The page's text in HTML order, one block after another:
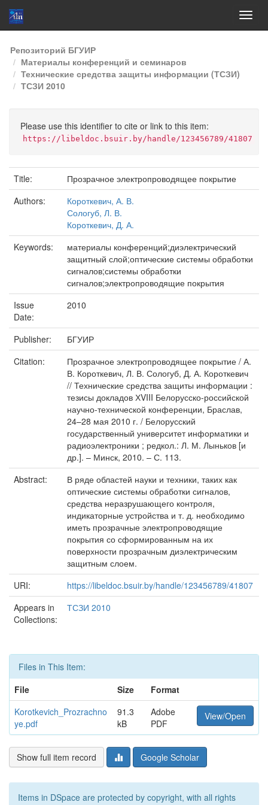
Skip
navigation
Репозиторий БГУИР
Материалы конференций и семинаров
Технические средства защиты информации (ТСЗИ)
ТСЗИ 2010
Please use this identifier to cite or link to this item:
https://libeldoc.bsuir.by/handle/123456789/41807
Title:
Прозрачное электропроводящее покрытие
Authors:
Короткевич, А. В.
Сологуб, Л. В.
Короткевич, Д. А.
Keywords:
материалы конференций;диэлектрический
защитный слой;оптические системы обработки
сигналов;системы обработки
сигналов;электропроводящие покрытия
Issue
Date:
2010
Publisher:
БГУИР
Citation:
Прозрачное электропроводящее покрытие / А.
В. Короткевич, Л. В. Сологуб, Д. А. Короткевич
// Технические средства защиты информации :
тезисы докладов ХVIII Белорусско-российской
научно-технической конференции, Браслав,
24–28 мая 2010 г. / Белорусский
государственный университет информатики и
радиоэлектроники ; редкол.: Л. М. Лыньков [и
др.]. – Минск, 2010. – С. 113.
Abstract:
В ряде областей науки и техники, таких как
оптические системы обработки сигналов,
средства неразрушающего контроля,
индикаторные устройства и т. д. необходимо
иметь прозрачные электропроводящие
покрытия со сформированным на их
поверхности прозрачным диэлектрическим
защитным слоем.
URI:
https://libeldoc.bsuir.by/handle/123456789/41807
Appears in
Collections:
ТСЗИ 2010
Files in This Item:
File
Size
Format
Korotkevich_Prozrachno
ye.pdf
91.3
kB
Adobe
PDF
View/Open
Show full item record Google Scholar
Items in DSpace are protected by copyright, with all rights